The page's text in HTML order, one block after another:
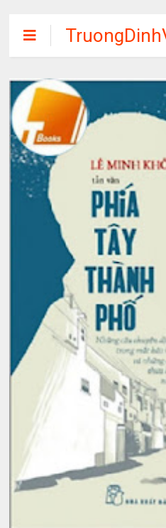
Chia sẽ
các khóa
phần mềm
tập miễn